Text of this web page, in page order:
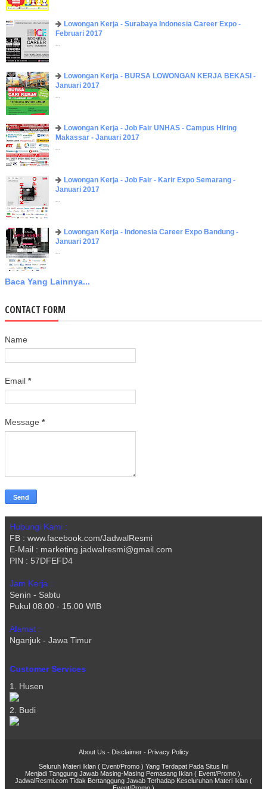
Lowongan Kerja - Surabaya Indonesia Career Expo -
Februari 2017
...
Lowongan Kerja - BURSA LOWONGAN KERJA BEKASI -
Januari 2017
...
Lowongan Kerja - Job Fair UNHAS - Campus Hiring
Makassar - Januari 2017
...
Lowongan Kerja - Job Fair - Karir Expo Semarang -
Januari 2017
...
Lowongan Kerja - Indonesia Career Expo Bandung -
Januari 2017
...
Baca Yang Lainnya...
CONTACT FORM
Name
Email *
Message *
Hubungi Kami :
FB : www.facebook.com/JadwalResmi
E-Mail : marketing.jadwalresmi@gmail.com
PIN : 57DFEFD4
Jam Kerja :
Senin - Sabtu
Pukul 08.00 - 15.00 WIB
Alamat :
Nganjuk - Jawa Timur
Customer Services
1. Husen
2. Budi
About Us - Disclaimer- Privacy Policy
Seluruh Materi Iklan ( Event/Promo ) Yang Terdapat Pada Situs Ini
Menjadi Tanggung Jawab Masing-Masing Pemasang Iklan ( Event/Promo ).
JadwalResmi.com Tidak Bertanggung Jawab Terhadap Keseluruhan Materi Iklan (